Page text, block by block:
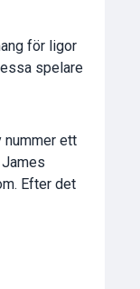
för ligor
spelare
nummer ett
Efter det